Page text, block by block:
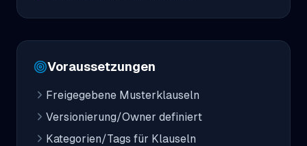
Voraussetzungen
Freigegebene Musterklauseln
Versionierung/Owner definiert
Kategorien/Tags für Klauseln